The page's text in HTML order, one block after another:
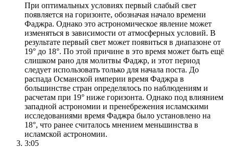
При оптимальных условиях первый слабый свет
появляется на горизонте, обозначая начало времени
Фаджра. Однако это астрономическое явление может
изменяться в зависимости от атмосферных условий. В
результате первый свет может появиться в диапазоне от
19° до 18°. По этой причине в это время может быть ещё
слишком рано для молитвы Фаджр, и этот период
следует использовать только для начала поста. До
распада Османской империи время Фаджра в
большинстве стран определялось по наблюдениям и
расчетам при 19° ниже горизонта. Однако под влиянием
западной астрономии и пренебрежения исламскими
исследованиями время Фаджра было установлено на
18°, что ранее считалось мнением меньшинства в
исламской астрономии.
3:05